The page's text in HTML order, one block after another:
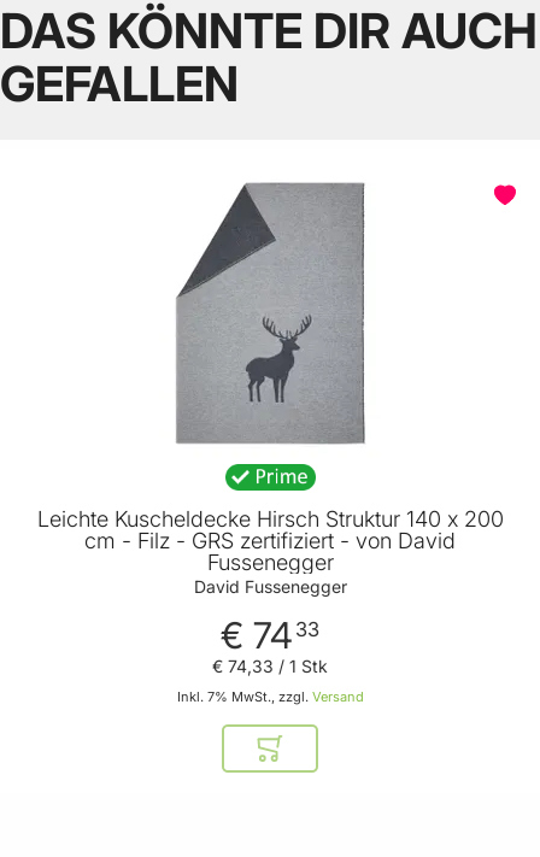
DAS KÖNNTE DIR AUCH
GEFALLEN
Leichte Kuscheldecke Hirsch Struktur 140 x 200
cm - Filz - GRS zertifiziert - von David
Fussenegger
David Fussenegger
€ 74 33
Inkl. 7% MwSt., zzgl. Versand
€ 74,33 / 1 Stk
In den Warenkorb